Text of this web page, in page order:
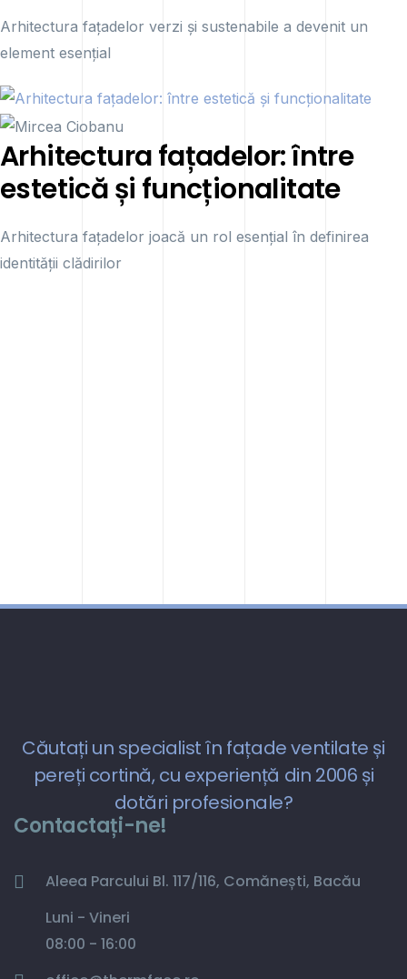
Arhitectura fațadelor verzi și sustenabile a devenit un
element esențial
Arhitectura fațadelor: între
estetică și funcționalitate
Arhitectura fațadelor joacă un rol esențial în definirea
identității clădirilor
Căutați un specialist în fațade ventilate și
pereți cortină, cu experiență din 2006 și
dotări profesionale?
Contactați-ne!
Aleea Parcului Bl. 117/116, Comănești, Bacău
Luni - Vineri
08:00 - 16:00